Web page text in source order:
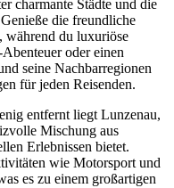
charmante Städte und die
die freundliche
während du luxuriöse
oder einen
seine Nachbarregionen
für jeden Reisenden.
entfernt liegt Lunzenau,
Mischung aus
Erlebnissen bietet.
wie Motorsport und
es zu einem großartigen